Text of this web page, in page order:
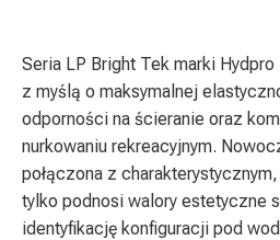
Seria LP Bright Tek marki
z myślą o maksymalnej
odporności na ścieranie oraz
nurkowaniu rekreacyjnym.
połączona z
tylko podnosi walory estetyczne
identyfikację konfiguracji pod